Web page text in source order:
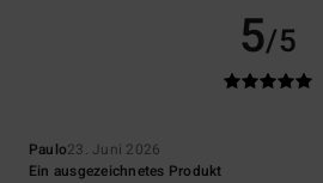
5/5
Paulo23. Juni 2026
Ein ausgezeichnetes Produkt